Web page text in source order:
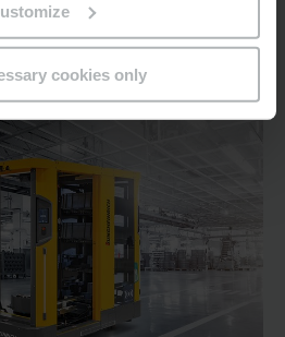
cookies only